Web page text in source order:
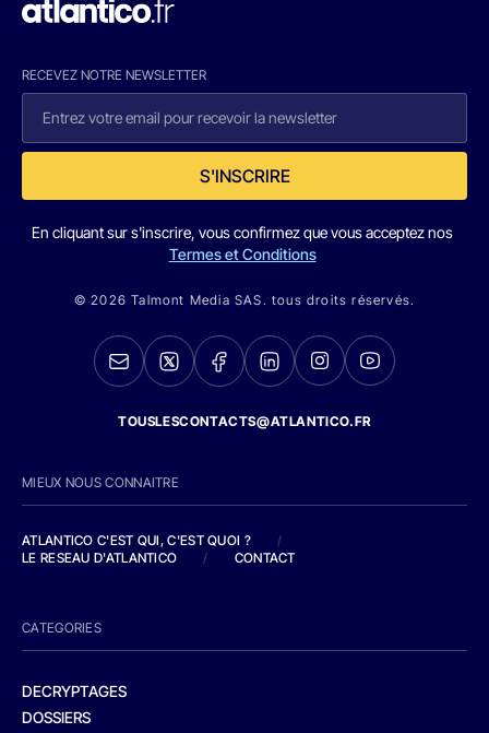
RECEVEZ NOTRE NEWSLETTER
S'INSCRIRE
En cliquant sur s'inscrire, vous confirmez que vous acceptez nos
Termes et Conditions
© 2026 Talmont Media SAS. tous droits réservés.
TOUSLESCONTACTS@ATLANTICO.FR
MIEUX NOUS CONNAITRE
ATLANTICO C'EST QUI, C'EST QUOI ?
/
LE RESEAU D'ATLANTICO
/ CONTACT
CATEGORIES
DECRYPTAGES
DOSSIERS